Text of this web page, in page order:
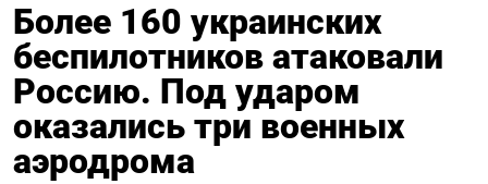
Более 160 украинских
беспилотников атаковали
Россию. Под ударом
оказались три военных
аэродрома